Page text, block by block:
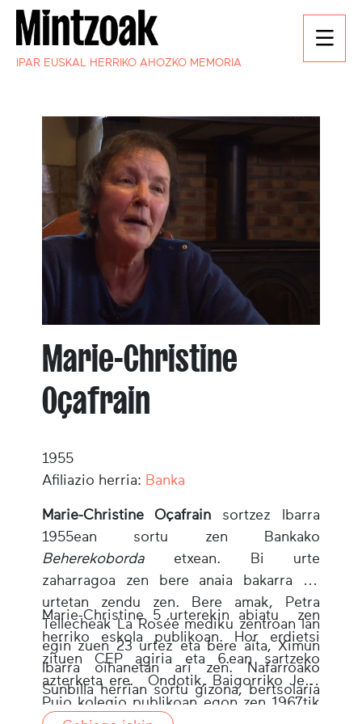
IPAR EUSKAL HERRIKO AHOZKO MEMORIA
Marie-Christine
Oçafrain
1955
Afiliazio herria: Banka
Marie-Christine Oçafrain sortzez Ibarra
1955ean sortu zen Bankako
Beherekoborda etxean. Bi urte
zaharragoa zen bere anaia bakarra 46
urtetan zendu zen. Bere amak, Petra
Tellecheak La Rosée mediku zentroan lan
egin zuen 23 urtez eta bere aita, Ximun
Ibarra oihanetan ari zen. Nafarroako
Sunbilla herrian sortu gizona, bertsolaria
zen, “Zubikoa” izengoitiz ezaguna zena.
Marie-Christine 5 urterekin abiatu zen
herriko eskola publikoan. Hor erdietsi
zituen CEP agiria eta 6.ean sartzeko
azterketa ere. Ondotik, Baigorriko Jean
Pujo kolegio publikoan egon zen 1967tik